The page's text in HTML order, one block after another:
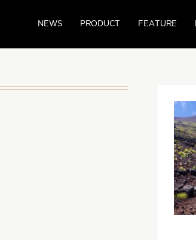
NEWS PRODUCT FEATURE